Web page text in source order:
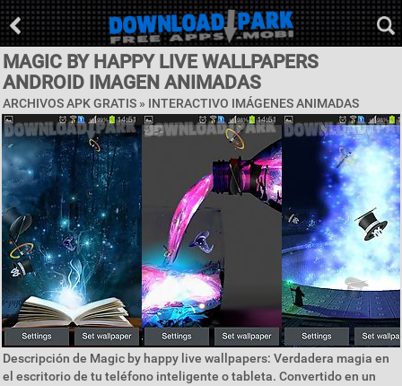
MAGIC BY HAPPY LIVE WALLPAPERS
ANDROID IMAGEN ANIMADAS
ARCHIVOS APK GRATIS » INTERACTIVO IMÁGENES ANIMADAS
Descripción de Magic by happy live wallpapers: Verdadera magia en
el escritorio de tu teléfono inteligente o tableta. Convertido en un